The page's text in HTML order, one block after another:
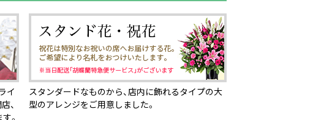
イ
、
。
スタンダードなものから、店内に飾れるタイプの大
型のアレンジをご用意しました。